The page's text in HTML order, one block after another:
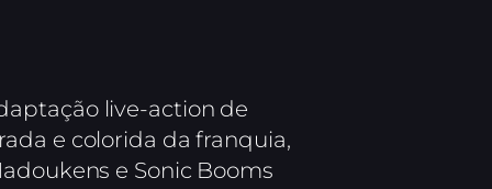
live-action de
e colorida da franquia,
e Sonic Booms